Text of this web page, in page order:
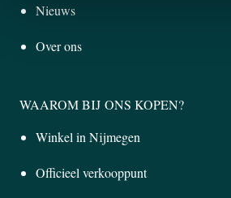
Nieuws
Over ons
WAAROM BIJ ONS KOPEN?
Winkel in Nijmegen
Officieel verkooppunt